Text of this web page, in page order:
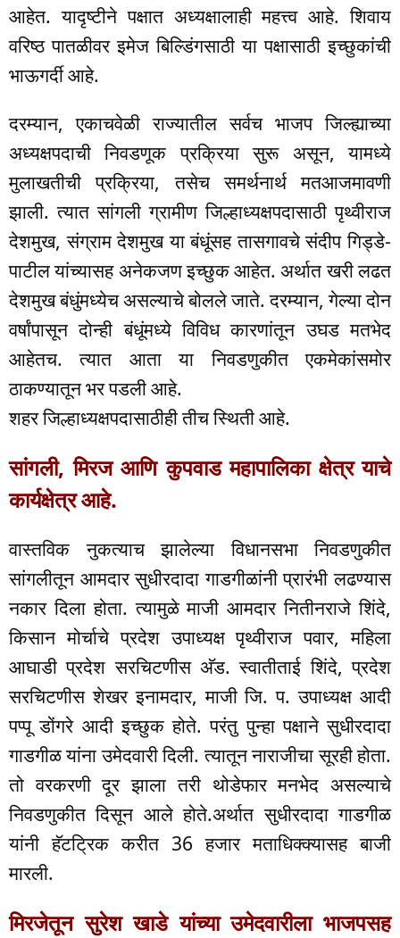
आहेत. यादृष्टीने पक्षात अध्यक्षालाही महत्त्व आहे. शिवाय
वरिष्ठ पातळीवर इमेज बिल्डिंगसाठी या पक्षासाठी इच्छुकांची
भाऊगर्दी आहे.
दरम्यान, एकाचवेळी राज्यातील सर्वच भाजप जिल्ह्याच्या
अध्यक्षपदाची निवडणूक प्रक्रिया सुरू असून, यामध्ये
मुलाखतीची प्रक्रिया, तसेच समर्थनार्थ मतआजमावणी
झाली. त्यात सांगली ग्रामीण जिल्हाध्यक्षपदासाठी पृथ्वीराज
देशमुख, संग्राम देशमुख या बंधूंसह तासगावचे संदीप गिड्डे-
पाटील यांच्यासह अनेकजण इच्छुक आहेत. अर्थात खरी लढत
देशमुख बंधुंमध्येच असल्याचे बोलले जाते. दरम्यान, गेल्या दोन
वर्षांपासून दोन्ही बंधूंमध्ये विविध कारणांतून उघड मतभेद
आहेतच. त्यात आता या निवडणुकीत एकमेकांसमोर
ठाकण्यातून भर पडली आहे.
शहर जिल्हाध्यक्षपदासाठीही तीच स्थिती आहे.
सांगली, मिरज आणि कुपवाड महापालिका क्षेत्र याचे
कार्यक्षेत्र आहे.
वास्तविक नुकत्याच झालेल्या विधानसभा निवडणुकीत
सांगलीतून आमदार सुधीरदादा गाडगीळांनी प्रारंभी लढण्यास
नकार दिला होता. त्यामुळे माजी आमदार नितीनराजे शिंदे,
किसान मोर्चाचे प्रदेश उपाध्यक्ष पृथ्वीराज पवार, महिला
आघाडी प्रदेश सरचिटणीस अ‍ॅड. स्वातीताई शिंदे, प्रदेश
सरचिटणीस शेखर इनामदार, माजी जि. प. उपाध्यक्ष आदी
पप्पू डोंगरे आदी इच्छुक होते. परंतु पुन्हा पक्षाने सुधीरदादा
गाडगीळ यांना उमेदवारी दिली. त्यातून नाराजीचा सूरही होता.
तो वरकरणी दूर झाला तरी थोडेफार मनभेद असल्याचे
निवडणुकीत दिसून आले होते.अर्थात सुधीरदादा गाडगीळ
यांनी हॅटट्रिक करीत 36 हजार मताधिक्क्यासह बाजी
मारली.
मिरजेतून सुरेश खाडे यांच्या उमेदवारीला भाजपसह